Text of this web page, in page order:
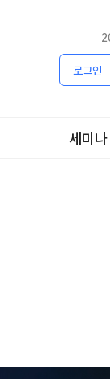
로그인
세미나